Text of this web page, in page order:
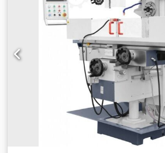
stupnjeva Hod stola - horizontalno:
posmaka stola X/Z: 5 - 5.000 mm/min
Y: 2,5 - 250 mm/min Ukupna
cca.: 3,2 kg Dimenzije stroja cca.
Csdpfx Amozibabo Toha MAHO MH
konvencionalni univerzalni alatni
za precizne radove glodanja, bušenja
alatničarstvu, strojarstvu, izradi
pojedinačnih dijelova i maloserijsku